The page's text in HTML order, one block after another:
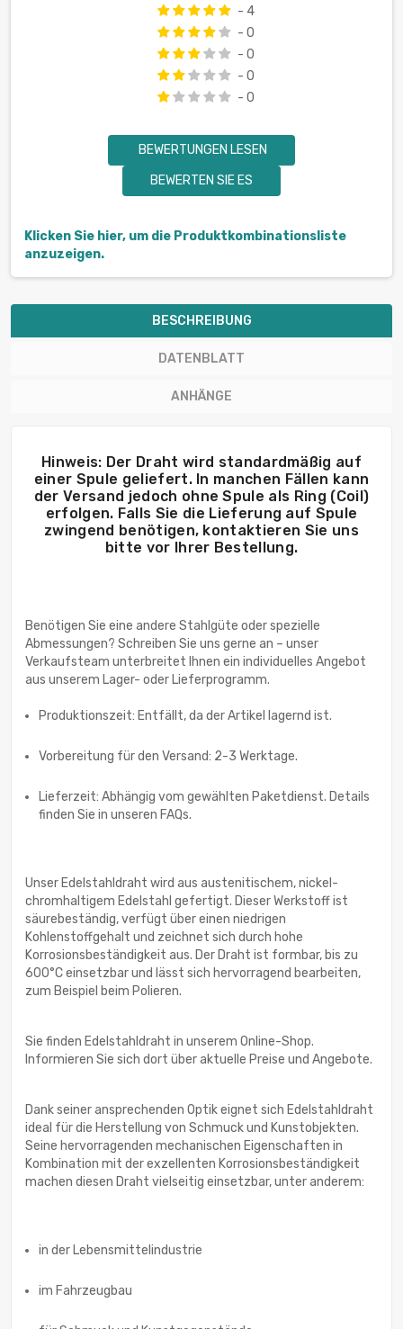
- 4
- 0
- 0
- 0
- 0
BEWERTUNGEN LESEN
BEWERTEN SIE ES
Klicken Sie hier, um die Produktkombinationsliste
anzuzeigen.
BESCHREIBUNG
DATENBLATT
ANHÄNGE
Hinweis: Der Draht wird standardmäßig auf
einer Spule geliefert. In manchen Fällen kann
der Versand jedoch ohne Spule als Ring (Coil)
erfolgen. Falls Sie die Lieferung auf Spule
zwingend benötigen, kontaktieren Sie uns
bitte vor Ihrer Bestellung.
Benötigen Sie eine andere Stahlgüte oder spezielle
Abmessungen? Schreiben Sie uns gerne an – unser
Verkaufsteam unterbreitet Ihnen ein individuelles Angebot
Produktionszeit: Entfällt, da der Artikel lagernd ist.
Vorbereitung für den Versand: 2-3 Werktage.
Lieferzeit: Abhängig vom gewählten Paketdienst. Details
finden Sie in unseren FAQs.
Unser Edelstahldraht wird aus austenitischem, nickel-
chromhaltigem Edelstahl gefertigt. Dieser Werkstoff ist
säurebeständig, verfügt über einen niedrigen
Kohlenstoffgehalt und zeichnet sich durch hohe
Korrosionsbeständigkeit aus. Der Draht ist formbar, bis zu
600°C einsetzbar und lässt sich hervorragend bearbeiten,
zum Beispiel beim Polieren.
Sie finden Edelstahldraht in unserem Online-Shop.
Informieren Sie sich dort über aktuelle Preise und Angebote.
Dank seiner ansprechenden Optik eignet sich Edelstahldraht
ideal für die Herstellung von Schmuck und Kunstobjekten.
Seine hervorragenden mechanischen Eigenschaften in
Kombination mit der exzellenten Korrosionsbeständigkeit
machen diesen Draht vielseitig einsetzbar, unter anderem:
in der Lebensmittelindustrie
im Fahrzeugbau